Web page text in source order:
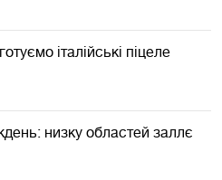
італійські піцеле
низку областей заллє